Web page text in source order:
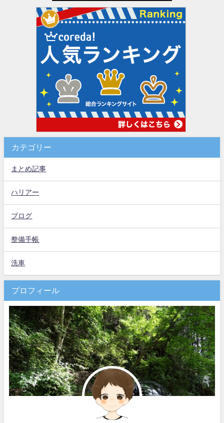
カテゴリー
まとめ記事
ハリアー
ブログ
整備手帳
洗車
プロフィール